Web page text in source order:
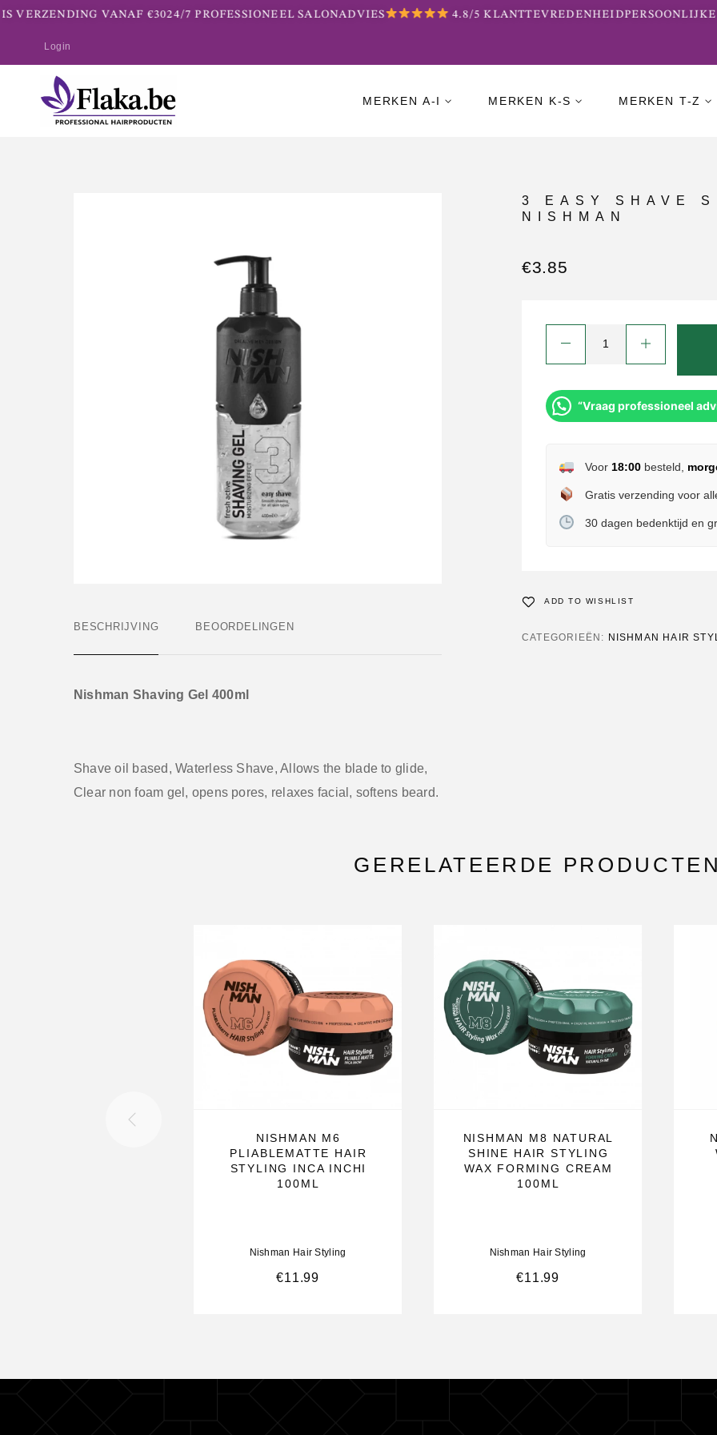
VERZENDING VANAF €3024/7 PROFESSIONEEL SALONADVIES 4.8/5 KLANTTEVREDENHEIDPERSOONLIJKE
Login
MERKEN A-I MERKEN K-S MERKEN T-Z
BESCHRIJVING BEOORDELINGEN
Nishman Shaving Gel 400ml
Shave oil based, Waterless Shave, Allows the blade to glide,
Clear non foam gel, opens pores, relaxes facial, softens beard.
3 EASY SHAVE
NISHMAN
€3.85
“Vraag professioneel
Voor 18:00besteld,
Gratis verzending voor
30 dagen bedenktijd en
ADD TO WISHLIST
CATEGORIEËN: NISHMAN HAIR
GERELATEERDE
NISHMAN M6
PLIABLEMATTE HAIR
STYLING INCA INCHI
100ML
Nishman Hair Styling
€11.99
NISHMAN M8 NATURAL
SHINE HAIR STYLING
WAX FORMING CREAM
100ML
Nishman Hair Styling
€11.99